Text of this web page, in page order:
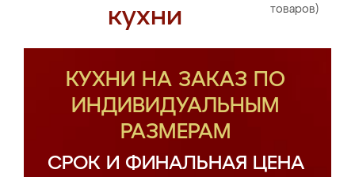
кухни
товаров)
КУХНИ НА ЗАКАЗ ПО
ИНДИВИДУАЛЬНЫМ
РАЗМЕРАМ
СРОК И ФИНАЛЬНАЯ ЦЕНА